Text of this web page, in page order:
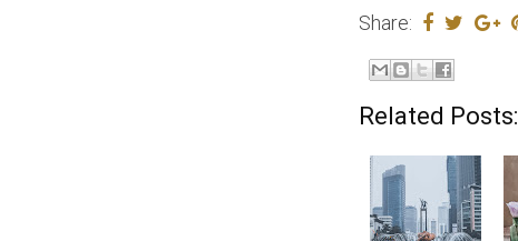
Share:
Related Posts: